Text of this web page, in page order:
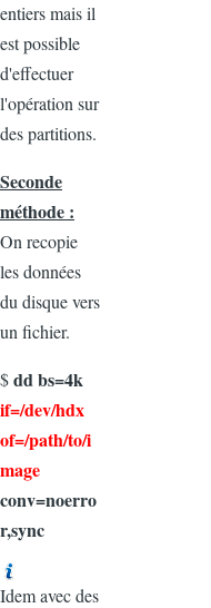
entiers mais il
est possible
d'effectuer
l'opération sur
des partitions.
Seconde
méthode :
On recopie
les données
du disque vers
un fichier.
$dd bs=4k
if=/dev/hdx
of=/path/to/i
mage
conv=noerro
r,sync
Idem avec des